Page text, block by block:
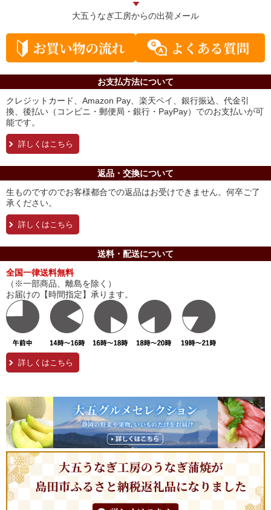
大五うなぎ工房からの出荷メール
お支払方法について
クレジットカード、Amazon Pay、楽天ペイ、銀行振込、代金引
換、後払い（コンビニ・郵便局・銀行・PayPay）でのお支払いが可
能です。
詳しくはこちら
返品・交換について
生ものですのでお客様都合での返品はお受けできません。何卒ご了
承ください。
詳しくはこちら
送料・配送について
全国一律送料無料
（※一部商品、離島を除く）
お届けの【時間指定】承ります。
詳しくはこちら